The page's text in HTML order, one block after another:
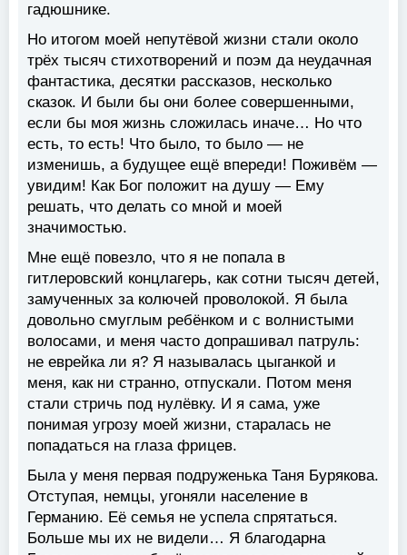
гадюшнике.
Но итогом моей непутёвой жизни стали около
трёх тысяч стихотворений и поэм да неудачная
фантастика, десятки рассказов, несколько
сказок. И были бы они более совершенными,
если бы моя жизнь сложилась иначе… Но что
есть, то есть! Что было, то было — не
изменишь, а будущее ещё впереди! Поживём —
увидим! Как Бог положит на душу — Ему
решать, что делать со мной и моей
значимостью.
Мне ещё повезло, что я не попала в
гитлеровский концлагерь, как сотни тысяч детей,
замученных за колючей проволокой. Я была
довольно смуглым ребёнком и с волнистыми
волосами, и меня часто допрашивал патруль:
не еврейка ли я? Я называлась цыганкой и
меня, как ни странно, отпускали. Потом меня
стали стричь под нулёвку. И я сама, уже
понимая угрозу моей жизни, старалась не
попадаться на глаза фрицев.
Была у меня первая подруженька Таня Бурякова.
Отступая, немцы, угоняли население в
Германию. Её семья не успела спрятаться.
Больше мы их не видели… Я благодарна